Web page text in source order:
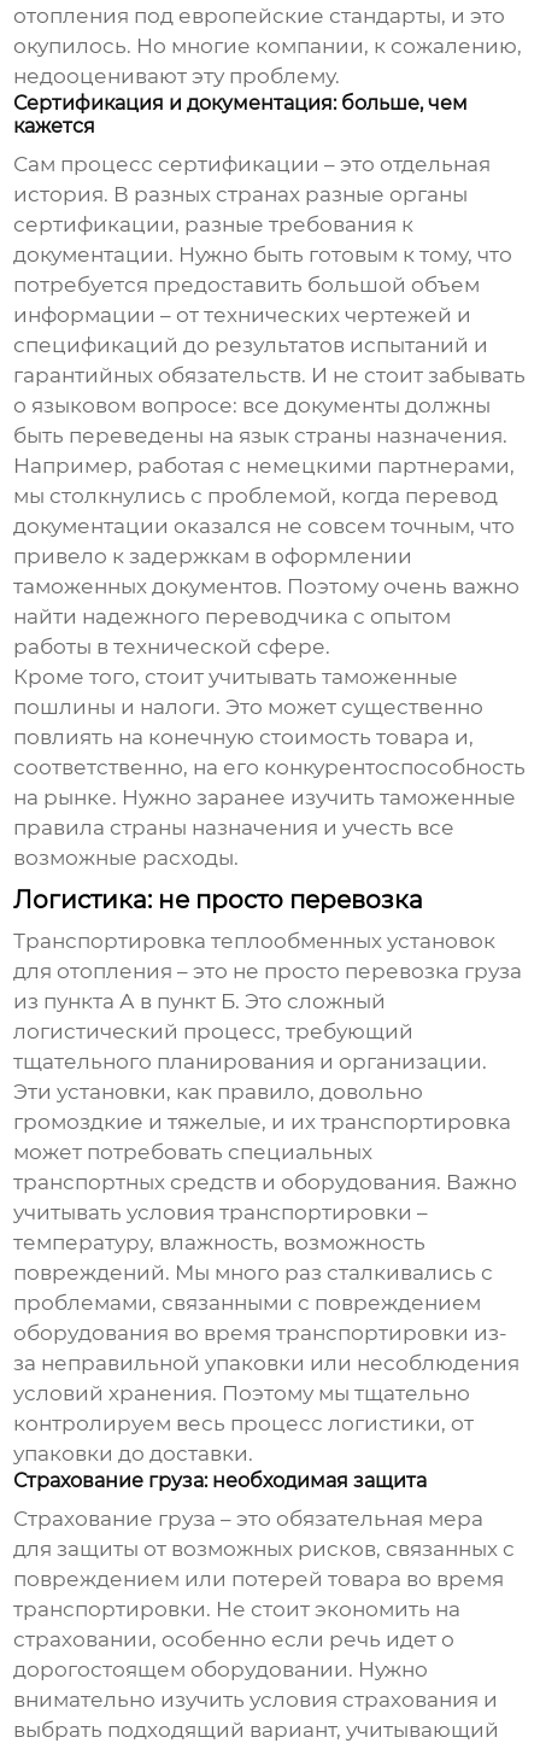
отопления под европейские стандарты, и это
окупилось. Но многие компании, к сожалению,
недооценивают эту проблему.
Сертификация и документация: больше, чем
кажется
Сам процесс сертификации – это отдельная
история. В разных странах разные органы
сертификации, разные требования к
документации. Нужно быть готовым к тому, что
потребуется предоставить большой объем
информации – от технических чертежей и
спецификаций до результатов испытаний и
гарантийных обязательств. И не стоит забывать
о языковом вопросе: все документы должны
быть переведены на язык страны назначения.
Например, работая с немецкими партнерами,
мы столкнулись с проблемой, когда перевод
документации оказался не совсем точным, что
привело к задержкам в оформлении
таможенных документов. Поэтому очень важно
найти надежного переводчика с опытом
работы в технической сфере.
Кроме того, стоит учитывать таможенные
пошлины и налоги. Это может существенно
повлиять на конечную стоимость товара и,
соответственно, на его конкурентоспособность
на рынке. Нужно заранее изучить таможенные
правила страны назначения и учесть все
возможные расходы.
Логистика: не просто перевозка
Транспортировкатеплообменных установок
для отопления – это не просто перевозка груза
из пункта А в пункт Б. Это сложный
логистический процесс, требующий
тщательного планирования и организации.
Эти установки, как правило, довольно
громоздкие и тяжелые, и их транспортировка
может потребовать специальных
транспортных средств и оборудования. Важно
учитывать условия транспортировки –
температуру, влажность, возможность
повреждений. Мы много раз сталкивались с
проблемами, связанными с повреждением
оборудования во время транспортировки из-
за неправильной упаковки или несоблюдения
условий хранения. Поэтому мы тщательно
контролируем весь процесс логистики, от
упаковки до доставки.
Страхование груза: необходимая защита
Страхование груза – это обязательная мера
для защиты от возможных рисков, связанных с
повреждением или потерей товара во время
транспортировки. Не стоит экономить на
страховании, особенно если речь идет о
дорогостоящем оборудовании. Нужно
внимательно изучить условия страхования и
выбрать подходящий вариант, учитывающий